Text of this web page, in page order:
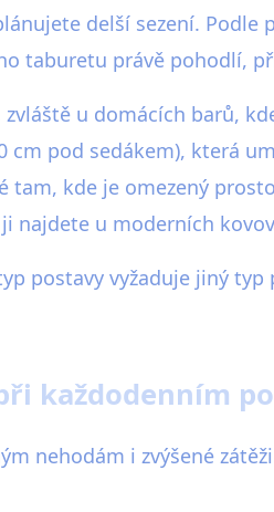
delší sezení. Podle
taburetu právě pohodlí,
u domácích barů,
cm pod sedákem), která
kde je omezený
najdete u moderních
postavy vyžaduje jiný
každodenním
nehodám i zvýšené